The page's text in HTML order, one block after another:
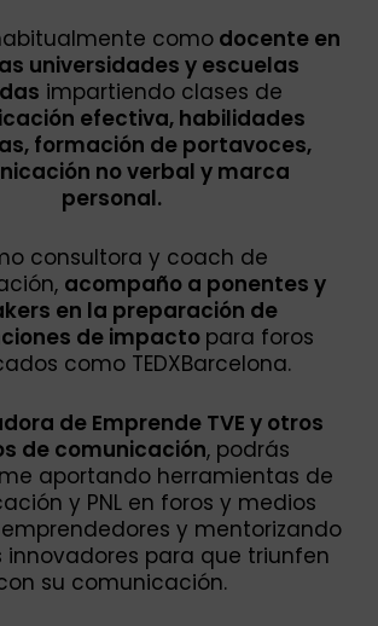
comodocente en
universidades y escuelas
impartiendo clases de
efectiva, habilidades
formación de portavoces,
no verbal y marca
personal.
consultora y coach de
acompaño a ponentes y
en la preparación de
de impacto para foros
como TEDXBarcelona.
de Emprende TVE y otros
de comunicación, podrás
aportando herramientas de
y PNL en foros y medios
y mentorizando
innovadores para que triunfen
su comunicación.